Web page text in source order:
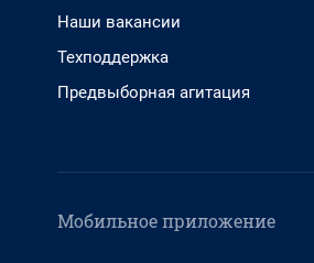
Наши вакансии
Техподдержка
Предвыборная агитация
Мобильное приложение